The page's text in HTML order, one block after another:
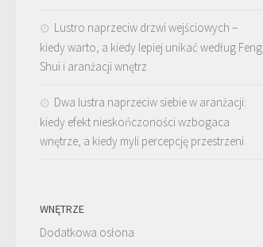
Lustro naprzeciw drzwi wejściowych –
kiedy warto, a kiedy lepiej unikać według Feng
Shui i aranżacji wnętrz
Dwa lustra naprzeciw siebie w aranżacji:
kiedy efekt nieskończoności wzbogaca
wnętrze, a kiedy myli percepcję przestrzeni
WNĘTRZE
Dodatkowa osłona